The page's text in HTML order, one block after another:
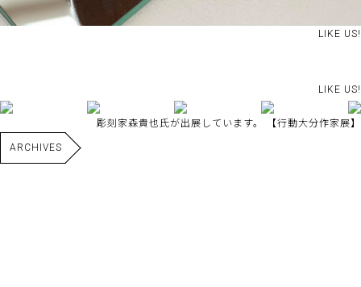
LIKE US!
LIKE US!
彫刻家森貴也氏が出展しています。 【行動大分作家展】
ARCHIVES